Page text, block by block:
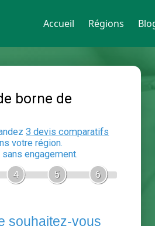
Accueil Régions
recharge
En 5 minutes, demandez
auxelectriciensdans
Gratuit, sans pub et sans